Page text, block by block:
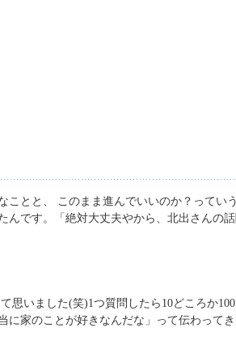
ことと、 このまま進んでいいのか？ってい
んです。「絶対大丈夫やから、北出さんの
思いました(笑)1つ質問したら10どころか
家のことが好きなんだな」って伝わってき